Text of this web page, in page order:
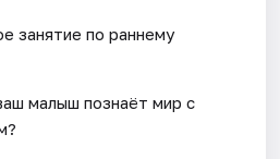
занятие по раннему
малыш познаёт мир с